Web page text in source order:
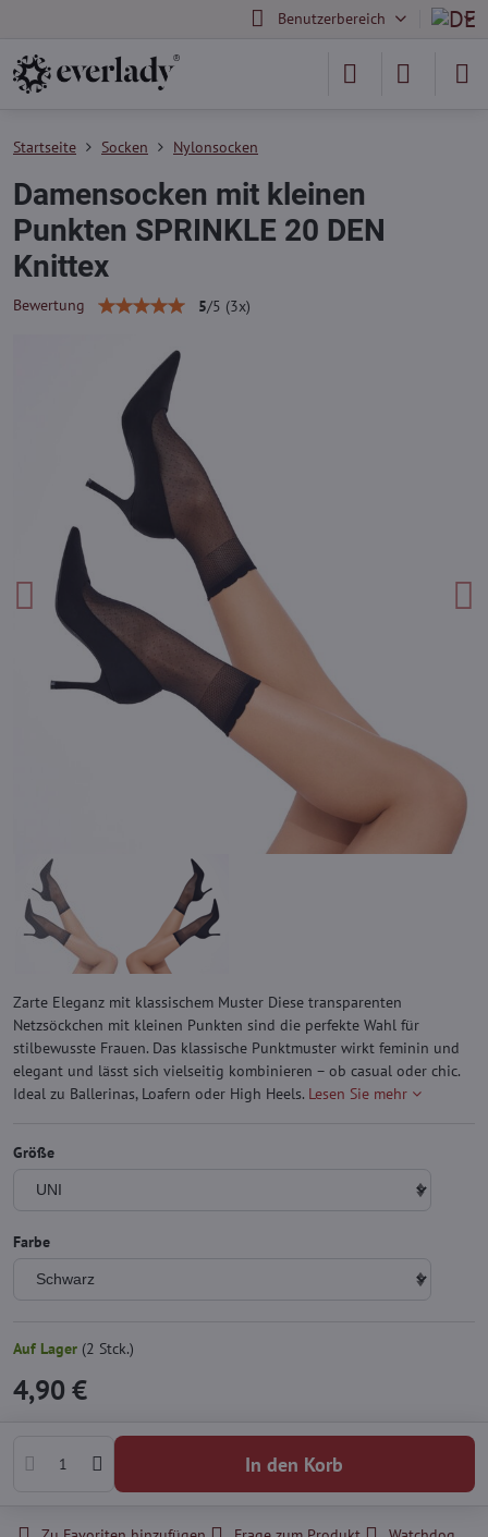
Benutzerbereich
Startseite Socken Nylonsocken
Damensocken mit kleinen
Punkten SPRINKLE 20 DEN
Knittex
Bewertung 5/5 (3x)
Zarte Eleganz mit klassischem Muster Diese transparenten
Netzsöckchen mit kleinen Punkten sind die perfekte Wahl für
stilbewusste Frauen. Das klassische Punktmuster wirkt feminin und
elegant und lässt sich vielseitig kombinieren – ob casual oder chic.
Ideal zu Ballerinas, Loafern oder High Heels. Lesen Sie mehr
Größe
Farbe
Auf Lager (2 Stck.)
4,90 €
In den Korb